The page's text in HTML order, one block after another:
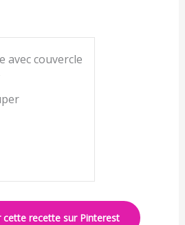
avec couvercle
cette recette sur Pinterest